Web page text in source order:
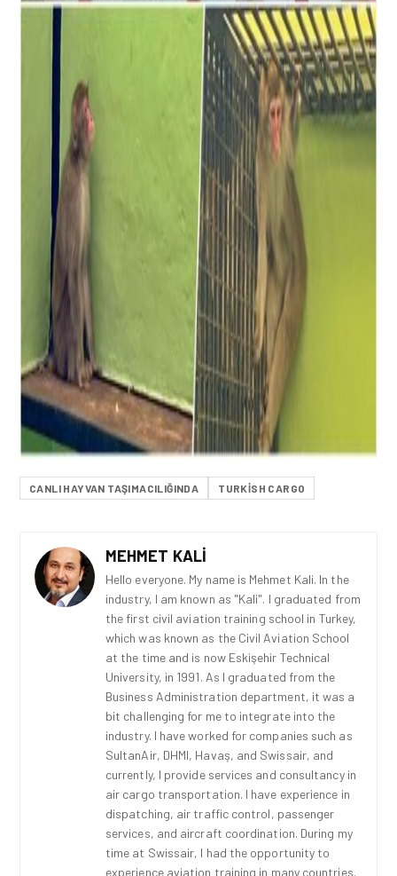
CANLI HAYVAN TAŞIMACILIĞINDA TURKISH CARGO
MEHMET KALI
Hello everyone. My name is Mehmet Kali. In the
industry, I am known as "Kali". I graduated from
the first civil aviation training school in Turkey,
which was known as the Civil Aviation School
at the time and is now Eskişehir Technical
University, in 1991. As I graduated from the
Business Administration department, it was a
bit challenging for me to integrate into the
industry. I have worked for companies such as
SultanAir, DHMI, Havaş, and Swissair, and
currently, I provide services and consultancy in
air cargo transportation. I have experience in
dispatching, air traffic control, passenger
services, and aircraft coordination. During my
time at Swissair, I had the opportunity to
experience aviation training in many countries.